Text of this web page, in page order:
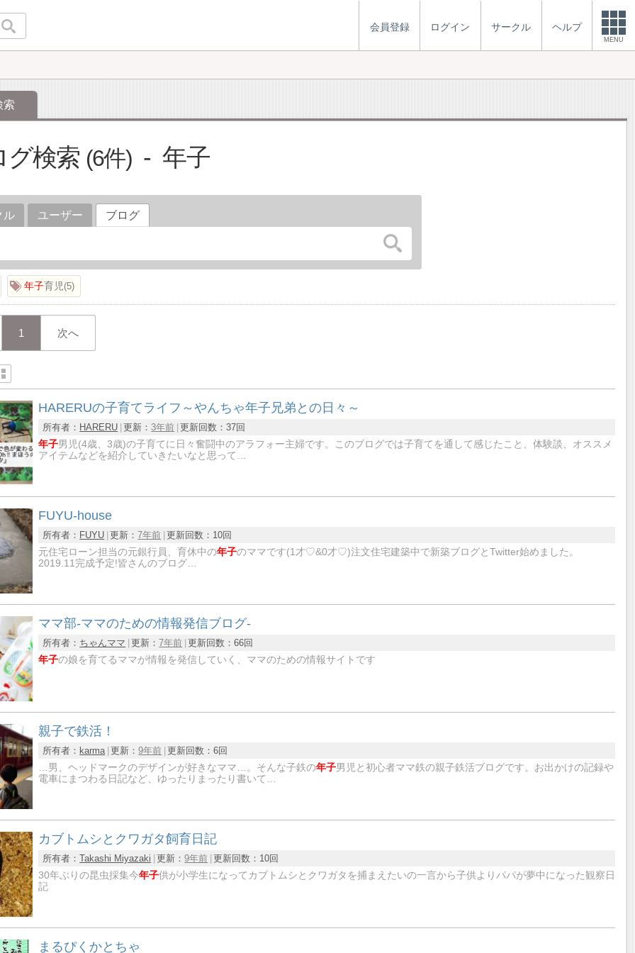
会員登録 ログイン サークル ヘルプ
MENU
索
グ検索 6 年子
ル ユーザー ブログ
年子育児 5
1 次へ
HARERUの子育てライフ～やんちゃ年子兄弟との日々～
所有者： HARERU 更新： 3年前 更新回数：37回
年子男児(4歳、3歳)の子育てに日々奮闘中のアラフォー主婦です。このブログでは子育てを通して感じたこと、体験談、オススメ
アイテムなどを紹介していきたいなと思って…
FUYU-house
所有者： FUYU 更新：7年前 更新回数： 10回
元住宅ローン担当の元銀行員、育休中の年子のママです(1才♡&0才♡)注文住宅建築中で新築ブログとTwitter始めました。
2019.11完成予定!皆さんのブログ…
ママ部-ママのための情報発信ブログ-
所有者： ちゃんママ 更新：7年前 更新回数：66回
年子の娘を育てるママが情報を発信していく、ママのための情報サイトです
親子で鉄活！
所有者： karma 更新：9年前 更新回数：6回
…男、ヘッドマークのデザインが好きなママ…。そんな子鉄の年子男児と初心者ママ鉄の親子鉄活ブログです。お出かけの記録や
電車にまつわる日記など、ゆったりまったり書いて…
カブトムシとクワガタ飼育日記
所有者：Takashi Miyazaki 更新：9年前 更新回数： 10回
30年ぶりの昆虫採集今年子供が小学生になってカブトムシとクワガタを捕まえたいの一言から子供よりパパが夢中になった観察日
記
まるぴくかとちゃ